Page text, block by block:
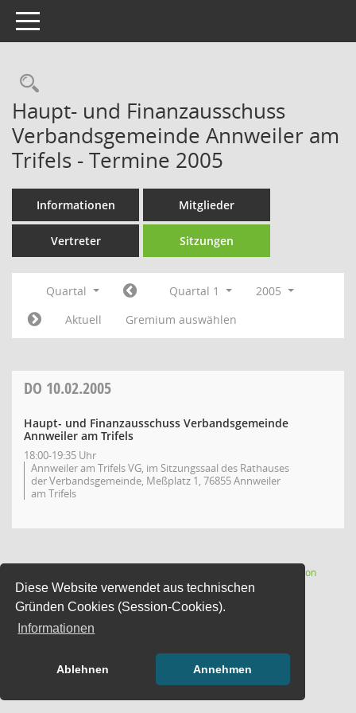
Diese Website verwendet aus technischen
Gründen Cookies (Session-Cookies).
Informationen
Ablehnen Annehmen
Toggle navigation
Rechercheauswahl
Haupt- und Finanzausschuss
Verbandsgemeinde Annweiler am
Trifels - Termine 2005
Informationen Mitglieder
Vertreter Sitzungen
Quartal Quartal 1
2005
Aktuell
Gremium auswählen
DO 10.02.2005
Haupt- und Finanzausschuss Verbandsgemeinde
Annweiler am Trifels
18:00-19:35 Uhr
Annweiler am Trifels VG, im Sitzungssaal des Rathauses
der Verbandsgemeinde, Meßplatz 1, 76855 Annweiler
am Trifels
Session(Wird in